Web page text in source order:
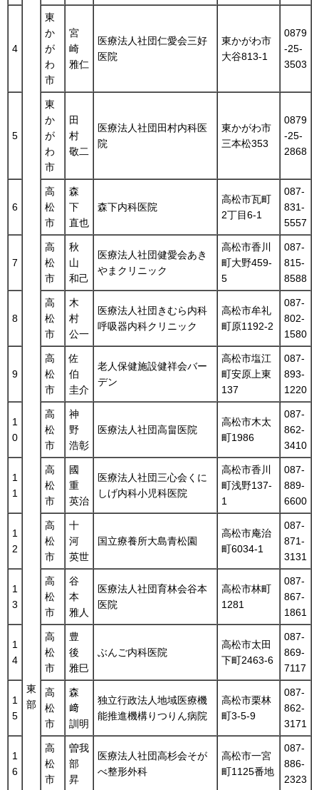
東
部
4
東
か
が
わ
市
宮
崎
雅仁
医療法人社団仁愛会三好
医院
東かがわ市
大谷813-1
0879
-25-
3503
5
東
か
が
わ
市
田
村
敬二
医療法人社団田村内科医
院
東かがわ市
三本松353
0879
-25-
2868
6
高
松
市
森
下
直也
森下内科医院
高松市瓦町
2丁目6-1
087-
831-
5557
7
高
松
市
秋
山
和己
医療法人社団健愛会あき
やまクリニック
高松市香川
町大野459-
5
087-
815-
8588
8
高
松
市
木
村
公一
医療法人社団きむら内科
呼吸器内科クリニック
高松市牟礼
町原1192-2
087-
802-
1580
9
高
松
市
佐
伯
圭介
老人保健施設健祥会バー
デン
高松市塩江
町安原上東
137
087-
893-
1220
1
0
高
松
市
神
野
浩彰
医療法人社団高畠医院
高松市木太
町1986
087-
862-
3410
1
1
高
松
市
國
重
英治
医療法人社団三心会くに
しげ内科小児科医院
高松市香川
町浅野137-
1
087-
889-
6600
1
2
高
松
市
十
河
英世
国立療養所大島青松園
高松市庵治
町6034-1
087-
871-
3131
1
3
高
松
市
谷
本
雅人
医療法人社団育林会谷本
医院
高松市林町
1281
087-
867-
1861
1
4
高
松
市
豊
後
雅巳
ぶんご内科医院
高松市太田
下町2463-6
087-
869-
7117
1
5
高
松
市
森
﨑
訓明
独立行政法人地域医療機
能推進機構りつりん病院
高松市栗林
町3-5-9
087-
862-
3171
1
6
高
松
市
曽我
部
昇
医療法人社団高杉会そが
べ整形外科
高松市一宮
町1125番地
087-
886-
2323